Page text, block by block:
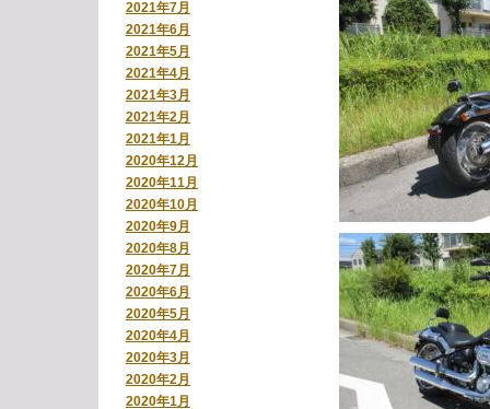
2021年7月
2021年6月
2021年5月
2021年4月
2021年3月
2021年2月
2021年1月
2020年12月
2020年11月
2020年10月
2020年9月
2020年8月
2020年7月
2020年6月
2020年5月
2020年4月
2020年3月
2020年2月
2020年1月